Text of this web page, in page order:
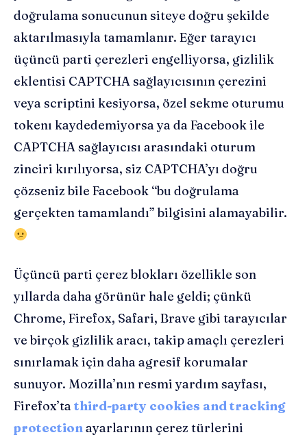
doğrulama sonucunun siteye doğru şekilde
aktarılmasıyla tamamlanır. Eğer tarayıcı
üçüncü parti çerezleri engelliyorsa, gizlilik
eklentisi CAPTCHA sağlayıcısının çerezini
veya scriptini kesiyorsa, özel sekme oturumu
tokenı kaydedemiyorsa ya da Facebook ile
CAPTCHA sağlayıcısı arasındaki oturum
zinciri kırılıyorsa, siz CAPTCHA’yı doğru
çözseniz bile Facebook “bu doğrulama
gerçekten tamamlandı” bilgisini alamayabilir.
Üçüncü parti çerez blokları özellikle son
yıllarda daha görünür hale geldi; çünkü
Chrome, Firefox, Safari, Brave gibi tarayıcılar
ve birçok gizlilik aracı, takip amaçlı çerezleri
sınırlamak için daha agresif korumalar
sunuyor. Mozilla’nın resmi yardım sayfası,
Firefox’ta third-party cookies and tracking
protectionayarlarının çerez türlerini